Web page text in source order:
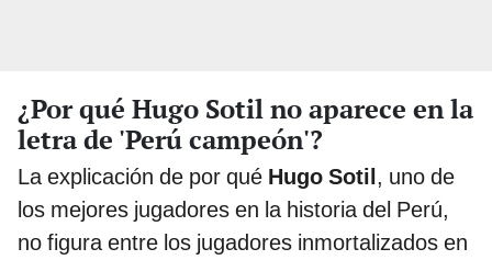
¿Por qué Hugo Sotil no aparece en la
letra de 'Perú campeón'?
La explicación de por qué Hugo Sotil, uno de
los mejores jugadores en la historia del Perú,
no figura entre los jugadores inmortalizados en